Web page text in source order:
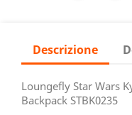
Descrizione
Loungefly Star Wars
Backpack STBK0235